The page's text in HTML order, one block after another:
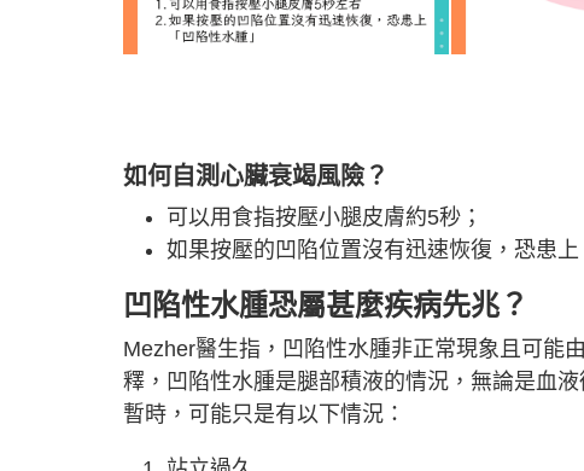
如何自測心臟衰竭風險？
可以用食指按壓小腿皮膚約5秒；
如果按壓的凹陷位置沒有迅速恢復，恐患
凹陷性水腫恐屬甚麼疾病先兆？
Mezher醫生指，凹陷性水腫非正常現象且可能
釋，凹陷性水腫是腿部積液的情況，無論是血
暫時，可能只是有以下情況：